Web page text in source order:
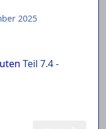
2025
Teil 7.4 -